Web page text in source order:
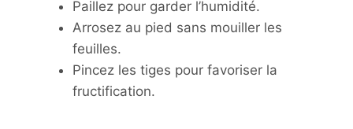
Paillez pour garder l’humidité.
Arrosez au pied sans mouiller les
feuilles.
Pincez les tiges pour favoriser la
fructification.